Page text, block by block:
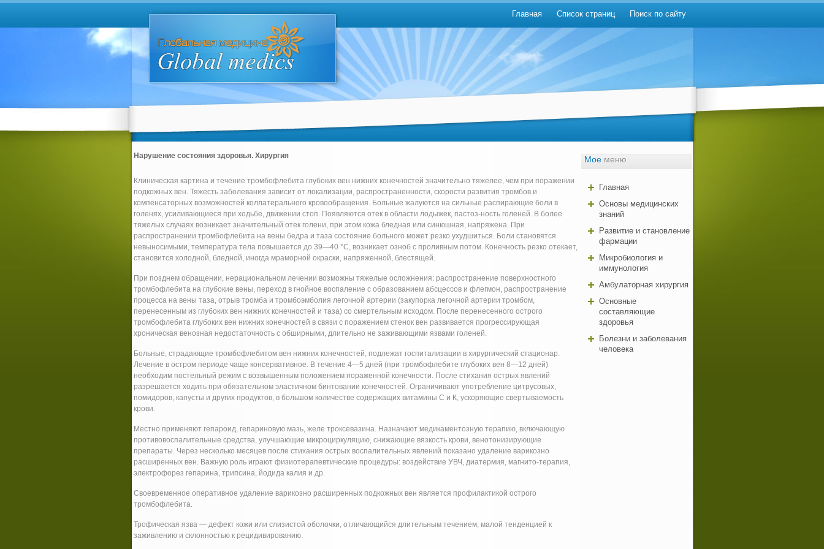
Поиск по сайту
Список страниц
Главная
Мое меню
Главная
Основы медицинских
знаний
Развитие и становление
фармации
Микробиология и
иммунология
Амбулаторная хирургия
Основные
составляющие
здоровья
Болезни и заболевания
человека
Нарушение состояния здоровья. Хирургия
Клиническая картина и течение тромбофлебита глубоких вен нижних конечностей значительно тяжелее, чем при поражении
подкожных вен. Тяжесть заболевания зависит от локализации, распространенности, скорости развития тромбов и
компенсаторных возможностей коллатерального кровообращения. Больные жалуются на сильные распирающие боли в
голенях, усиливающиеся при ходьбе, движении стоп. Появляются отек в области лодыжек, пастоз-ность голеней. В более
тяжелых случаях возникает значительный отек голени, при этом кожа бледная или синюшная, напряжена. При
распространении тромбофлебита на вены бедра и таза состояние больного может резко ухудшиться. Боли становятся
невыносимыми, температура тела повышается до 39—40 °С, возникает озноб с проливным потом. Конечность резко отекает,
становится холодной, бледной, иногда мраморной окраски, напряженной, блестящей.
При позднем обращении, нерациональном лечении возможны тяжелые осложнения: распространение поверхностного
тромбофлебита на глубокие вены, переход в гнойное воспаление с образованием абсцессов и флегмон, распространение
процесса на вены таза, отрыв тромба и тромбоэмболия легочной артерии (закупорка легочной артерии тромбом,
перенесенным из глубоких вен нижних конечностей и таза) со смертельным исходом. После перенесенного острого
тромбофлебита глубоких вен нижних конечностей в связи с поражением стенок вен развивается прогрессирующая
хроническая венозная недостаточность с обширными, длительно не заживающими язвами голеней.
Больные, страдающие тромбофлебитом вен нижних конечностей, подлежат госпитализации в хирургический стационар.
Лечение в остром периоде чаще консервативное. В течение 4—5 дней (при тромбофлебите глубоких вен 8—12 дней)
необходим постельный режим с возвышенным положением пораженной конечности. После стихания острых явлений
разрешается ходить при обязательном эластичном бинтовании конечностей. Ограничивают употребление цитрусовых,
помидоров, капусты и других продуктов, в большом количестве содержащих витамины С и К, ускоряющие свертываемость
крови.
Местно применяют гепароид, гепариновую мазь, желе троксевазина. Назначают медикаментозную терапию, включающую
противовоспалительные средства, улучшающие микроциркуляцию, снижающие вязкость крови, венотонизирующие
препараты. Через несколько месяцев после стихания острых воспалительных явлений показано удаление варикозно
расширенных вен. Важную роль играют физиотерапевтические процедуры: воздействие УВЧ, диатермия, магнито-терапия,
электрофорез гепарина, трипсина, йодида калия и др.
Своевременное оперативное удаление варикозно расширенных подкожных вен является профилактикой острого
тромбофлебита.
Трофическая язва — дефект кожи или слизистой оболочки, отличающийся длительным течением, малой тенденцией к
заживлению и склонностью к рецидивированию.